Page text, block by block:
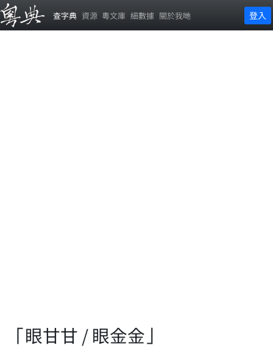
查字典 資源 粵文庫 細數據 關於我哋 登入
「眼甘甘 / 眼金金」